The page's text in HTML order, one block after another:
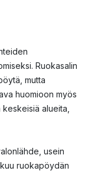
Ruokasalin
mutta
huomioon myös
alueita,
usein
ruokapöydän